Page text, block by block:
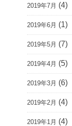
2019年7月 (4)
2019年6月 (1)
2019年5月 (7)
2019年4月 (5)
2019年3月 (6)
2019年2月 (4)
2019年1月 (4)